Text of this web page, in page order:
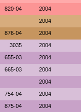
820-04 2004
2004
876-04 2004
3035 2004
655-03 2004
665-03 2004
2004
754-04 2004
875-04 2004